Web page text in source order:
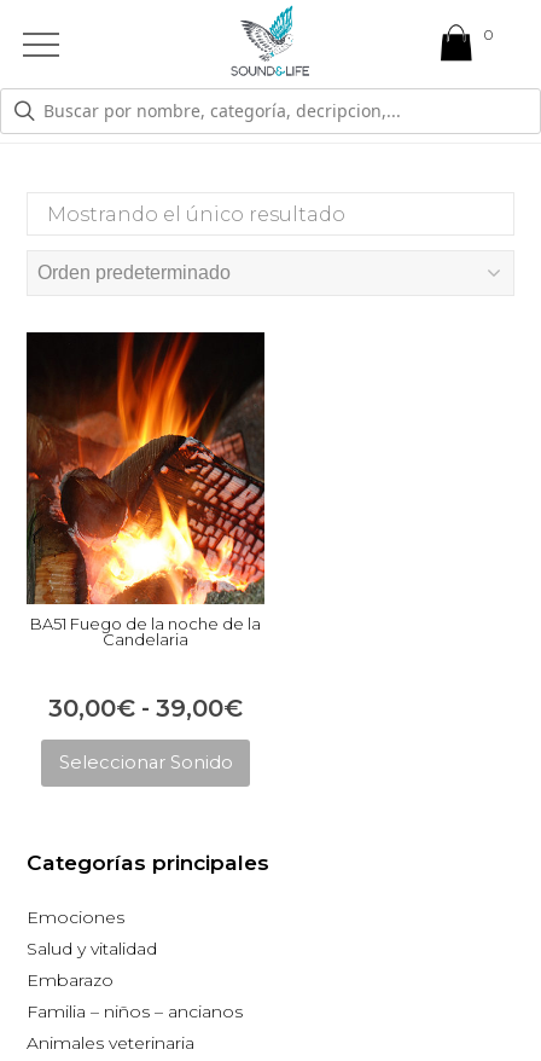
Open
Menu
ENFADO REPRIMIDO
Mostrando el único resultado
BA51 Fuego de la noche de la
Candelaria
30,00€ - 39,00€Rango
de
precios:
30,00€
Seleccionar Sonido
Este
variantes.
Categorías principales
Emociones
Salud y vitalidad
Embarazo
Familia – niños – ancianos
Animales veterinaria
0